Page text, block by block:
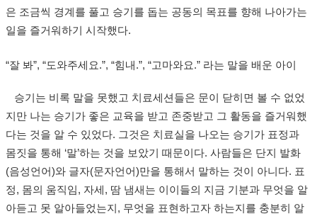
은 조금씩 경계를 풀고 승기를 돕는 공동의 목표를 향해 나아가는
일을 즐거워하기 시작했다.
“잘 봐”, “도와주세요.”, “힘내.”, “고마와요.” 라는 말을 배운 아이
승기는 비록 말을 못했고 치료세션들은 문이 닫히면 볼 수 없었
지만 나는 승기가 좋은 교육을 받고 존중받고 그 활동을 즐거워했
다는 것을 알 수 있었다. 그것은 치료실을 나오는 승기가 표정과
몸짓을 통해 ‘말’하는 것을 보았기 때문이다. 사람들은 단지 발화
(음성언어)와 글자(문자언어)만을 통해서 말하는 것이 아니다. 표
정, 몸의 움직임, 자세, 땀 냄새는 이이들의 지금 기분과 무엇을 알
아듣고 못 알아들었는지, 무엇을 표현하고자 하는지를 충분히 알